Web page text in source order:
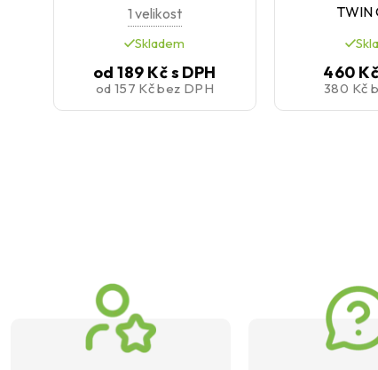
1 velikost
Skladem
od 189 Kčs DPH
od 157 Kčbez DPH
TWIN
460 Kč
380 Kč